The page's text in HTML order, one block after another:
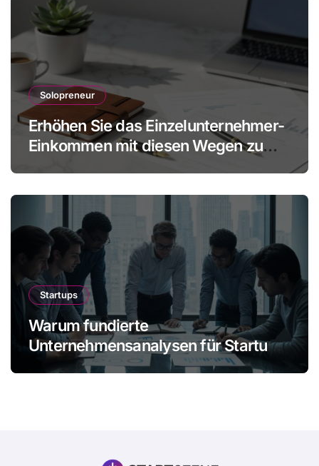
Solopreneur
Erhöhen Sie das Einzelunternehmer-
Einkommen mit diesen Wegen zu
mehr Gewinn ohne Mitarbeiter
Startups
Warum fundierte
Unternehmensanalysen für Startups
immer wichtiger werden